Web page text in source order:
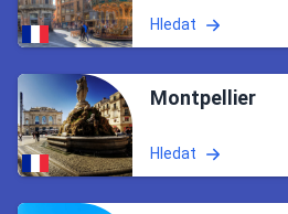
Hledat
Montpellier
Hledat